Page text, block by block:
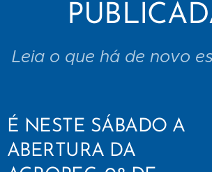
Leia o que há de novo
É NESTE SÁBADO A
ABERTURA DA